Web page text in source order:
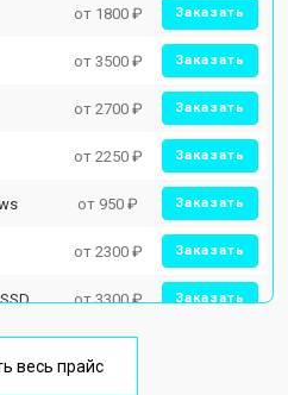
от 1800 ₽ Заказать
от 3500 ₽ Заказать
от 2700 ₽ Заказать
от 2250 ₽ Заказать
от 950 ₽ Заказать
от 2300 ₽ Заказать
от 3300 ₽ Заказать
весь прайс